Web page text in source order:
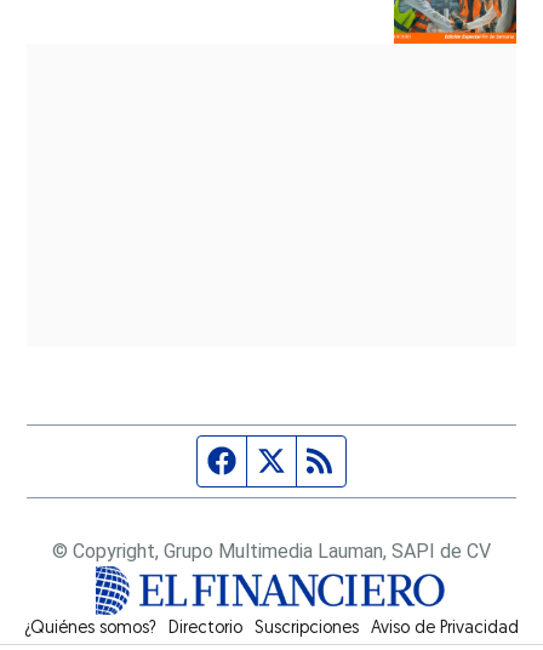
Página de Facebook
Fuente Twitter
© Copyright, Grupo Multimedia Lauman, SAPI de CV
¿Quiénes somos? Directorio Suscripciones Opens in new window
Aviso de Privacidad